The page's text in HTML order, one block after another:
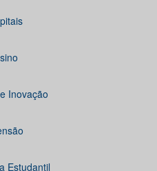
Inovação
Estudantil